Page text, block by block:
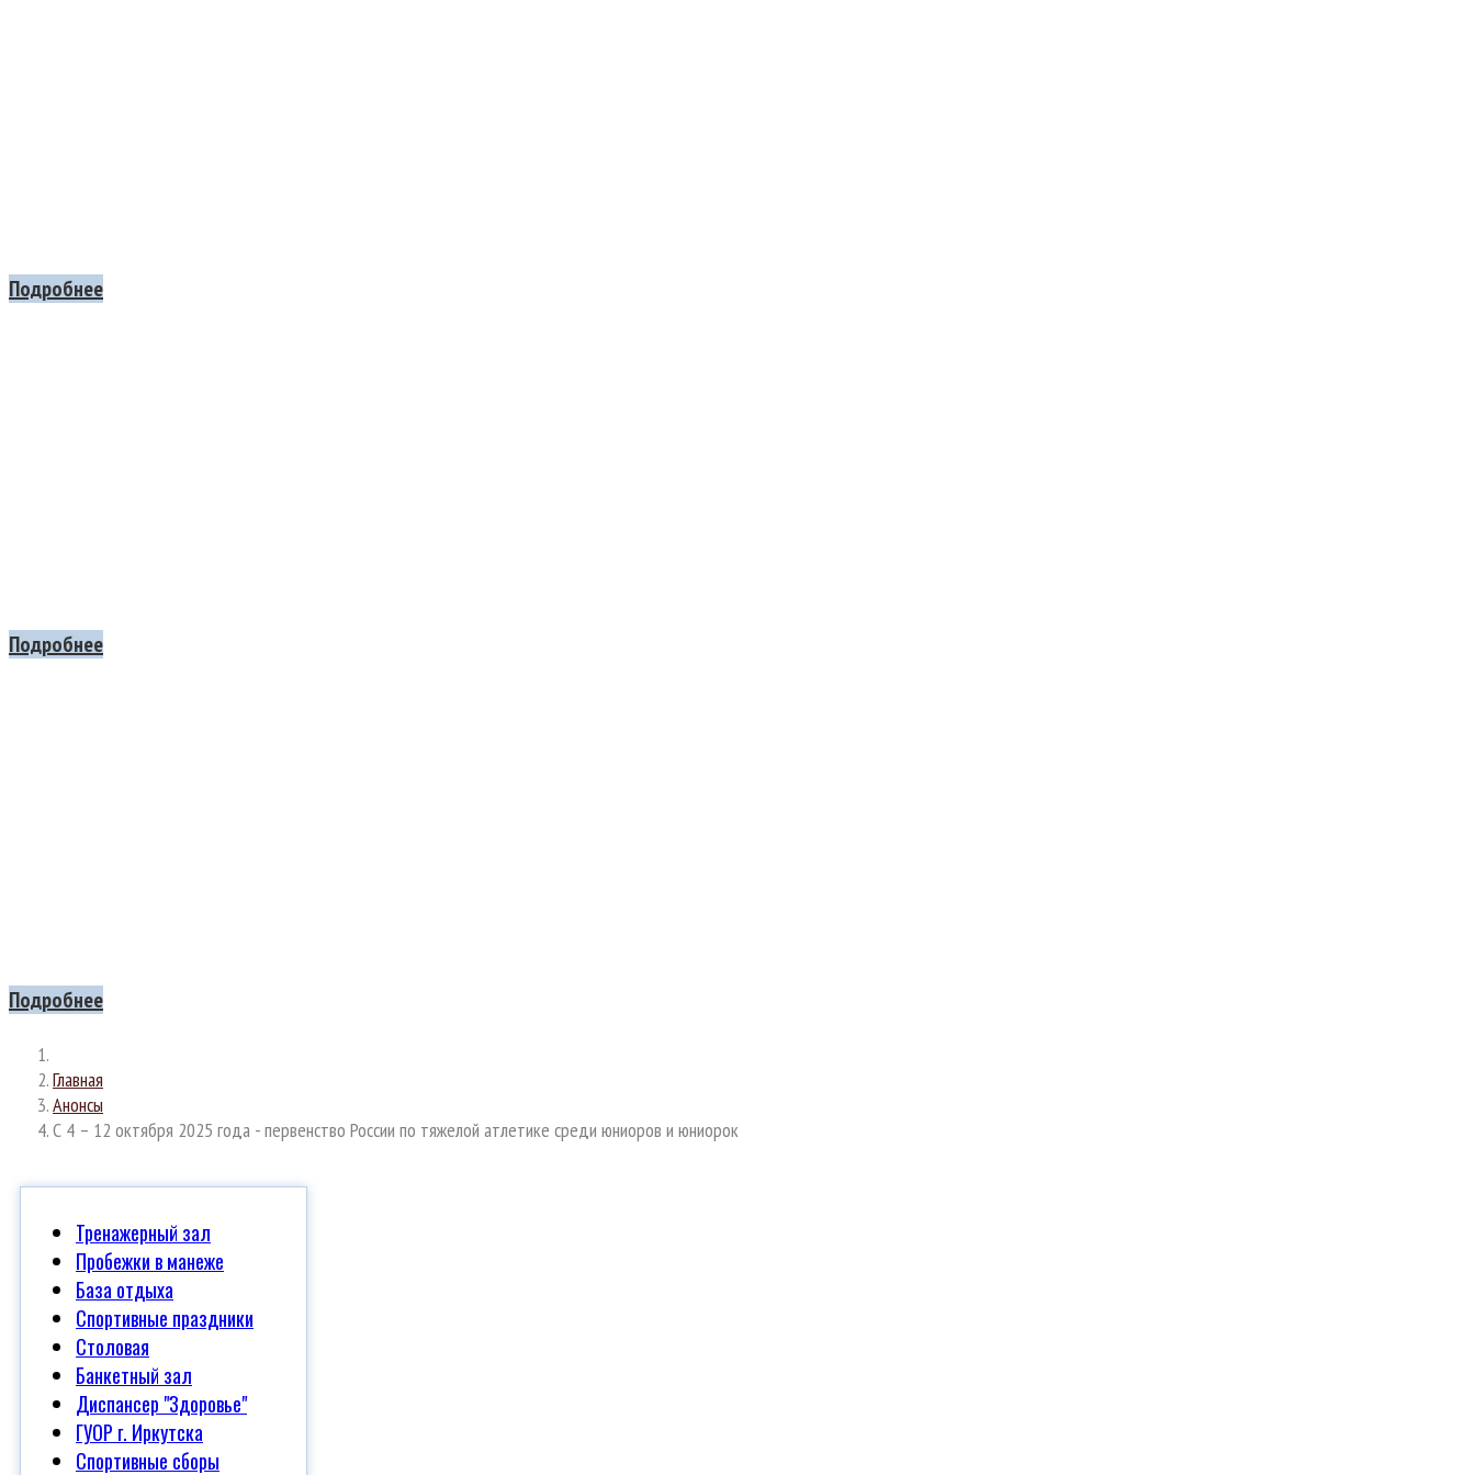
Подробнее
Подробнее
Подробнее
Главная
Анонсы
С 4 – 12 октября 2025 года - первенство России по тяжелой атлетике среди юниоров и юниорок
Тренажерный зал
Пробежки в манеже
База отдыха
Спортивные праздники
Столовая
Банкетный зал
Диспансер "Здоровье"
ГУОР г. Иркутска
Спортивные сборы